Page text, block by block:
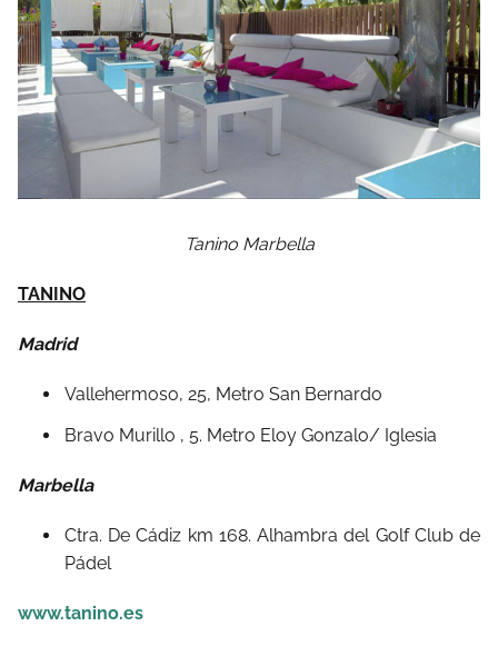
Tanino Marbella
TANINO
Madrid
Vallehermoso, 25, Metro San Bernardo
Bravo Murillo , 5. Metro Eloy Gonzalo/ Iglesia
Marbella
Ctra. De Cádiz km 168. Alhambra del Golf Club de
Pádel
www.tanino.es